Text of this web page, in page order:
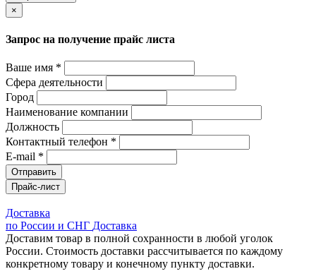
×
Запрос на получение прайс листа
Ваше имя *
Сфера деятельности
Город
Наименование компании
Должность
Контактный телефон *
E-mail *
Отправить
Прайс-лист
Доставка
по России и СНГ Доставка
Доставим товар в полной сохранности в любой уголок
России. Стоимость доставки рассчитывается по каждому
конкретному товару и конечному пункту доставки.